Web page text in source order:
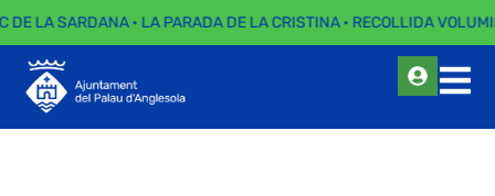
DE LA SARDANA · LA PARADA DE LA CRISTINA · RECOLLIDA